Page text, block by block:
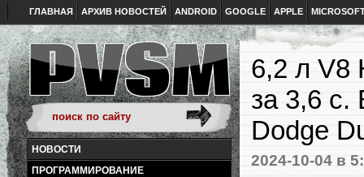
ГЛАВНАЯ АРХИВ НОВОСТЕЙ ANDROID GOOGLE APPLE
НОВОСТИ
ПРОГРАММИРОВАНИЕ
6,2 л V8
за 3,6 с.
Dodge
2024-10-04 в